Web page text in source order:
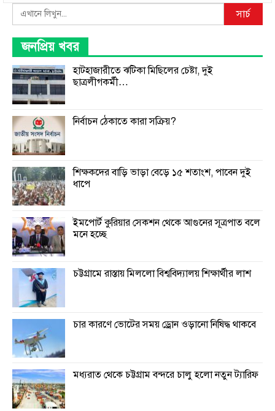
Search সার্চ
জনপ্রিয় খবর
হাটহাজারীতে ঝটিকা মিছিলের চেষ্টা, দুই
ছাত্রলীগকর্মী…
নির্বাচন ঠেকাতে কারা সক্রিয়?
শিক্ষকদের বাড়ি ভাড়া বেড়ে ১৫ শতাংশ, পাবেন দুই
ধাপে
ইমপোর্ট কুরিয়ার সেকশন থেকে আগুনের সূত্রপাত বলে
মনে হচ্ছে
চট্টগ্রামে রাস্তায় মিললো বিশ্ববিদ্যালয় শিক্ষার্থীর লাশ
চার কারণে ভোটের সময় ড্রোন ওড়ানো নিষিদ্ধ থাকবে
মধ্যরাত থেকে চট্টগ্রাম বন্দরে চালু হলো নতুন ট্যারিফ